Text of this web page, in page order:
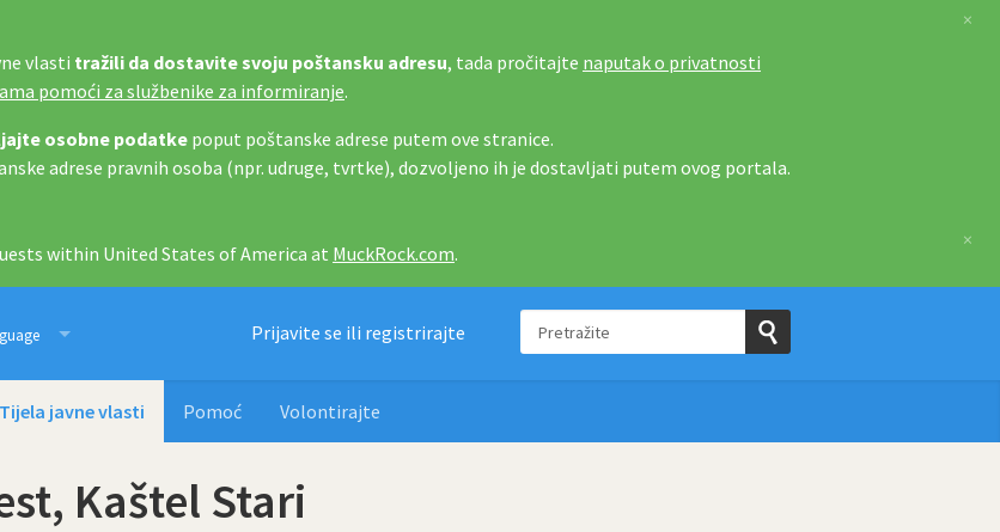
vlasti tražili da dostavite svoju poštansku adresu, tada pročitajte naputak o privatnosti
pomoći za službenike za informiranje.
osobne podatkepoput poštanske adrese putem ove stranice.
adrese pravnih osoba (npr. udruge, tvrtke), dozvoljeno ih je dostavljati putem ovog portala.
×
within United States of America at MuckRock.com.
×
pravo znati Prijavite se ili registrirajte Pretražite
Pošaljite
Tijela javne vlasti Pomoć Volontirajte
Kaštel Stari